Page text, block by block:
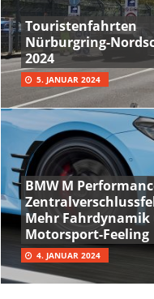
Touristenfahrten
Nürburgring-
2024
5. JANUAR 2024
BMW M
Mehr Fahrdynamik
Motorsport-Feeling
4. JANUAR 2024